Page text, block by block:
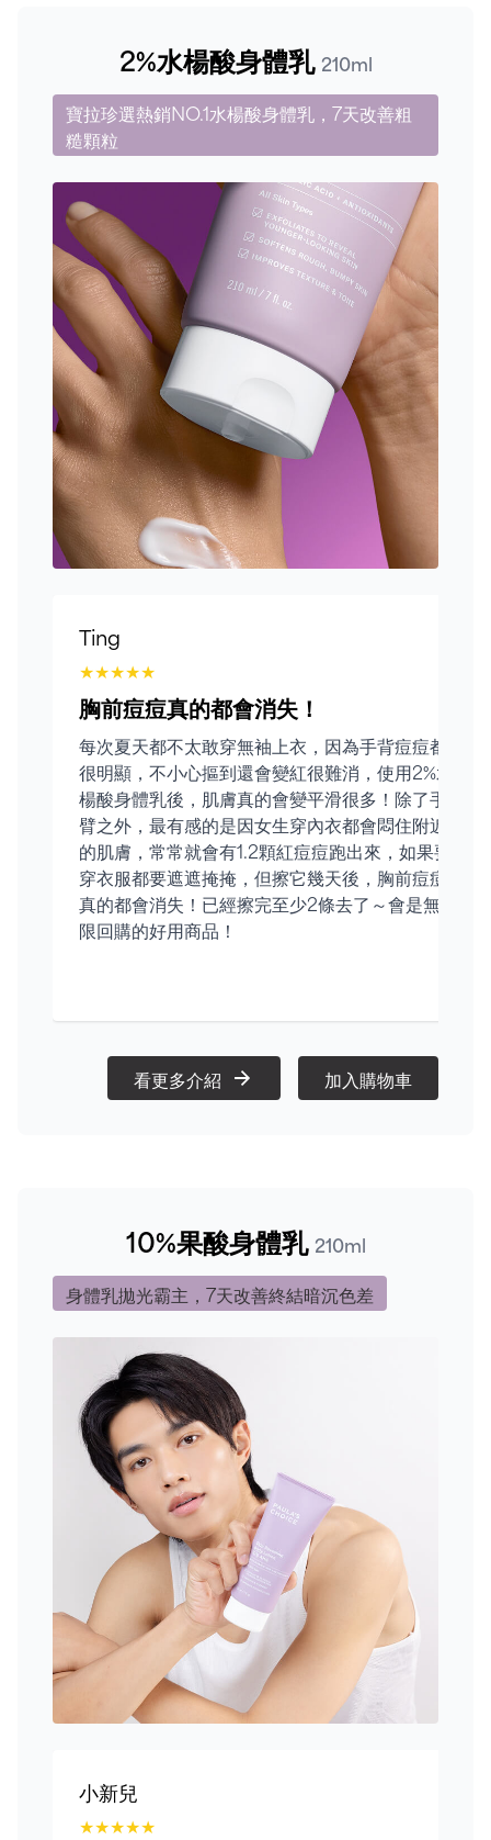
2%水楊酸身體乳 210ml
寶拉珍選熱銷NO.1水楊酸身體乳，7天改善粗
糙顆粒
Ting
★★★★★
胸前痘痘真的都會消失！
每次夏天都不太敢穿無袖上衣，因為手背痘痘都
很明顯，不小心摳到還會變紅很難消，使用2%水
楊酸身體乳後，肌膚真的會變平滑很多！除了手
臂之外，最有感的是因女生穿內衣都會悶住附近
的肌膚，常常就會有1.2顆紅痘痘跑出來，如果要
穿衣服都要遮遮掩掩，但擦它幾天後，胸前痘痘
真的都會消失！已經擦完至少2條去了～會是無
限回購的好用商品！
看更多介紹 加入購物車
10%果酸身體乳 210ml
身體乳拋光霸主，7天改善終結暗沉色差
小新兒
★★★★★